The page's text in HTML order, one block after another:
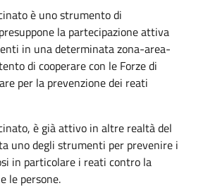
è uno strumento di
la partecipazione attiva
in una determinata zona-area-
di cooperare con le Forze di
per la prevenzione dei reati
è già attivo in altre realtà del
uno degli strumenti per prevenire i
in particolare i reati contro la
le persone.